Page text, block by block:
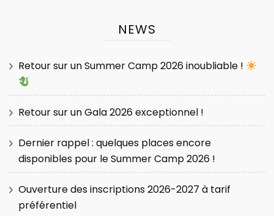
NEWS
Retour sur un Summer Camp 2026 inoubliable !
Retour sur un Gala 2026 exceptionnel !
Dernier rappel : quelques places encore
disponibles pour le Summer Camp 2026 !
Ouverture des inscriptions 2026-2027 à tarif
préférentiel